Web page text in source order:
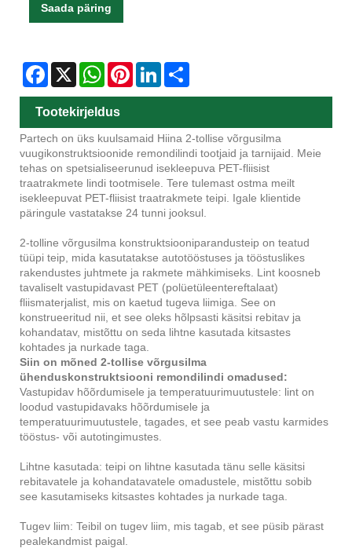
Saada päring
Facebook
X WhatsAppPinterestLinkedIn
Tootekirjeldus
Partech on üks kuulsamaid Hiina 2-tollise võrgusilma
vuugikonstruktsioonide remondilindi tootjaid ja tarnijaid. Meie
tehas on spetsialiseerunud isekleepuva PET-fliisist
traatrakmete lindi tootmisele. Tere tulemast ostma meilt
isekleepuvat PET-fliisist traatrakmete teipi. Igale klientide
päringule vastatakse 24 tunni jooksul.
2-tolline võrgusilma konstruktsiooniparandusteip on teatud
tüüpi teip, mida kasutatakse autotööstuses ja tööstuslikes
rakendustes juhtmete ja rakmete mähkimiseks. Lint koosneb
tavaliselt vastupidavast PET (polüetüleentereftalaat)
fliismaterjalist, mis on kaetud tugeva liimiga. See on
konstrueeritud nii, et see oleks hõlpsasti käsitsi rebitav ja
kohandatav, mistõttu on seda lihtne kasutada kitsastes
kohtades ja nurkade taga.
Siin on mõned 2-tollise võrgusilma
ühenduskonstruktsiooni remondilindi omadused:
Vastupidav hõõrdumisele ja temperatuurimuutustele: lint on
loodud vastupidavaks hõõrdumisele ja
temperatuurimuutustele, tagades, et see peab vastu karmides
tööstus- või autotingimustes.
Lihtne kasutada: teipi on lihtne kasutada tänu selle käsitsi
rebitavatele ja kohandatavatele omadustele, mistõttu sobib
see kasutamiseks kitsastes kohtades ja nurkade taga.
Tugev liim: Teibil on tugev liim, mis tagab, et see püsib pärast
pealekandmist paigal.